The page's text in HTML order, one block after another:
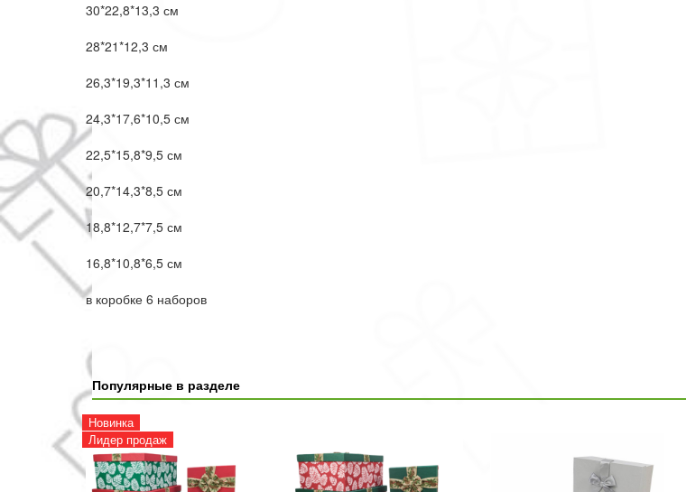
30*22,8*13,3 см
28*21*12,3 см
26,3*19,3*11,3 см
24,3*17,6*10,5 см
22,5*15,8*9,5 см
20,7*14,3*8,5 см
18,8*12,7*7,5 см
16,8*10,8*6,5 см
в коробке 6 наборов
Популярные в разделе
Новинка
Лидер продаж